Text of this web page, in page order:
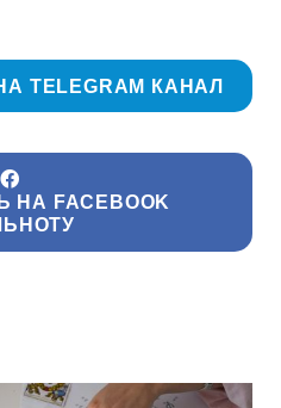
TELEGRAM КАНАЛ
НА FACEBOOK